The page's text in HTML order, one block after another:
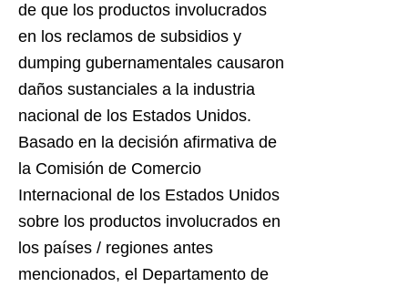
de que los productos involucrados
en los reclamos de subsidios y
dumping gubernamentales causaron
daños sustanciales a la industria
nacional de los Estados Unidos.
Basado en la decisión afirmativa de
la Comisión de Comercio
Internacional de los Estados Unidos
sobre los productos involucrados en
los países / regiones antes
mencionados, el Departamento de